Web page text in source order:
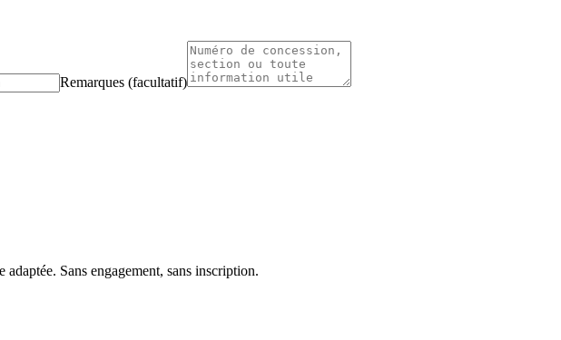
Remarques (facultatif)
Sans engagement, sans inscription.